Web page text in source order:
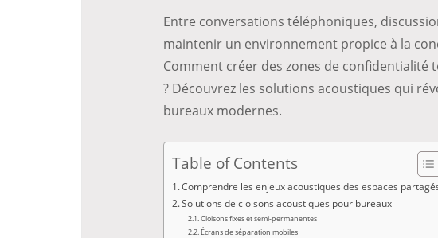
Entre conversations téléphoniques,
maintenir un environnement propice à la
Comment créer des zones de confidentialité
? Découvrez les solutions acoustiques qui
bureaux modernes.
Table of Contents
Comprendre les enjeux acoustiques des espaces
Solutions de cloisons acoustiques pour bureaux
Cloisons fixes et semi-permanentes
Écrans de séparation mobiles